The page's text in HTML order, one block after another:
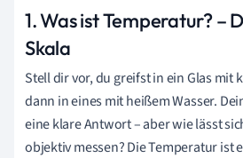
1. Was ist Temperatur? –
Skala
Stell dir vor, du greifst in ein Glas mit
dann in eines mit heißem Wasser.
eine klare Antwort – aber wie lässt
objektiv messen? Die Temperatur ist